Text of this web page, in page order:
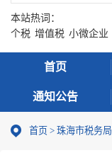
本站热词：
个税 增值税 小微企业
首页
通知公告
首页 > 珠海市税务局